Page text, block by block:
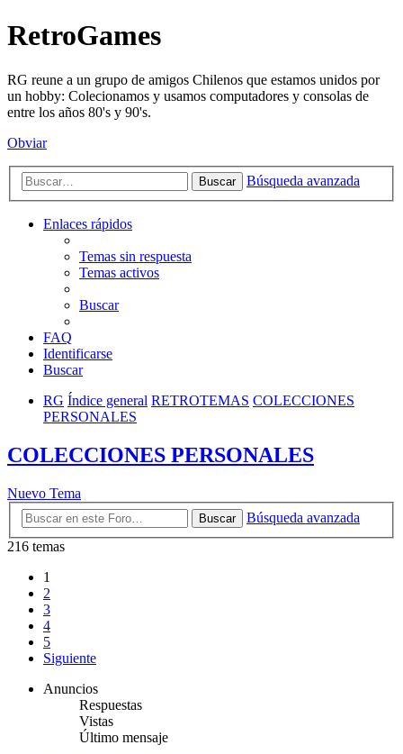
RetroGames
RG reune a un grupo de amigos Chilenos que estamos unidos por
un hobby: Colecionamos y usamos computadores y consolas de
entre los años 80's y 90's.
Obviar
Buscar Búsqueda avanzada
Enlaces rápidos
Temas sin respuesta
Temas activos
Buscar
FAQ
Identificarse
Buscar
RG Índice general RETROTEMAS COLECCIONES
PERSONALES
COLECCIONES PERSONALES
Nuevo Tema
Buscar
Búsqueda avanzada
216 temas
1
2
3
4
5
Siguiente
Anuncios
Respuestas
Vistas
Último mensaje